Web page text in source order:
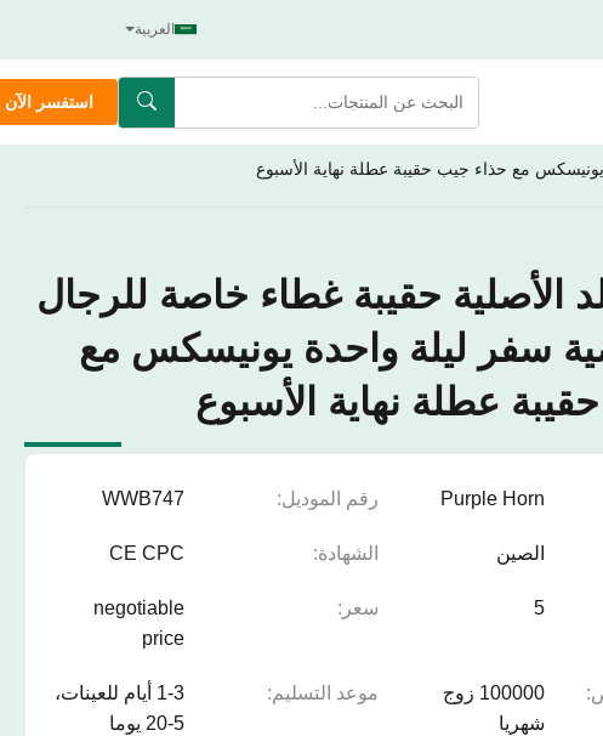
العربية
استفسر الآن
مع حذاء جيب حقيبة عطلة نهاية الأسبوع
الأصلية حقيبة غطاء خاصة للرجال
سفر ليلة واحدة يونيسكس مع
عطلة نهاية الأسبوع
Purple Horn رقم الموديل: WWB747
الصين الشهادة: CE CPC
5 سعر:
negotiable
price
100000 زوج
شهريا
موعد التسليم:
1-3 أيام للعينات،
5-20 يوما